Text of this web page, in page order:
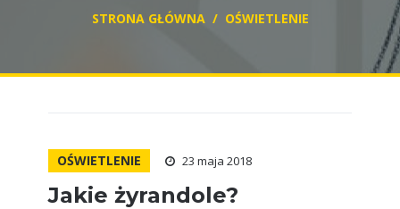
STRONA GŁÓWNA / OŚWIETLENIE
OŚWIETLENIE 23 maja 2018
Jakie żyrandole?